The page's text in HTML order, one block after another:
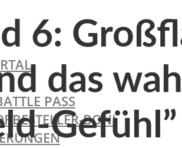
PASS
BONI
6:
das